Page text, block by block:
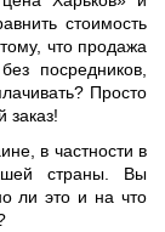
стоимость
что продажа
посредников,
Просто
заказ!
в частности в
страны. Вы
ли это и на что